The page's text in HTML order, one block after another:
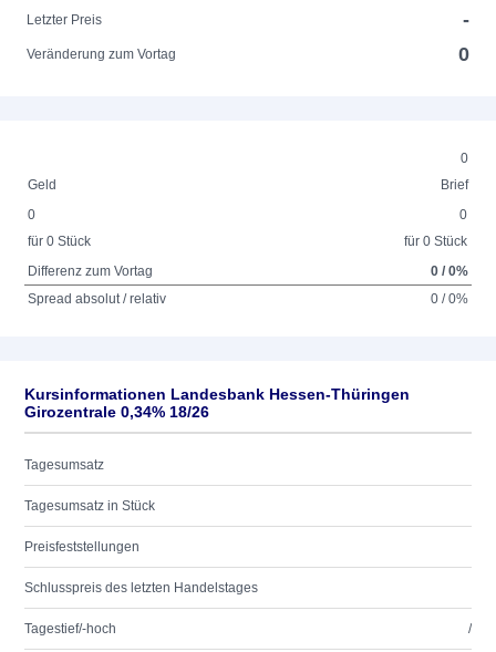
Letzter Preis
-
Veränderung zum Vortag 0
0
Geld
Brief
0
für 0 Stück
0
für 0 Stück
Differenz zum Vortag
0 / 0%
Spread absolut / relativ
0 / 0%
Kursinformationen Landesbank Hessen-Thüringen
Girozentrale 0,34% 18/26
Tagesumsatz
Tagesumsatz in Stück
Preisfeststellungen
Schlusspreis des letzten Handelstages
Tagestief/-hoch /